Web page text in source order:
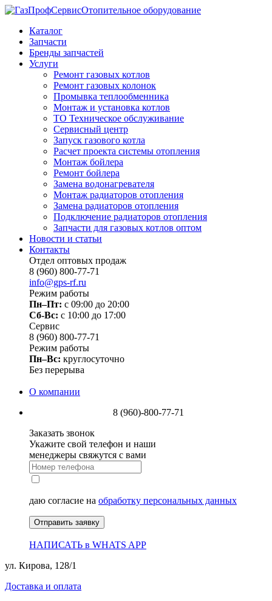
Отопительное оборудование
Каталог
Запчасти
Бренды запчастей
Услуги
Ремонт газовых котлов
Ремонт газовых колонок
Промывка теплообменника
Монтаж и установка котлов
ТО Техническое обслуживание
Сервисный центр
Запуск газового котла
Расчет проекта системы отопления
Монтаж бойлера
Ремонт бойлера
Замена водонагревателя
Монтаж радиаторов отопления
Замена радиаторов отопления
Подключение радиаторов отопления
Запчасти для газовых котлов оптом
Новости и статьи
Контакты
Отдел оптовых продаж
8 (960) 800-77-71
info@gps-rf.ru
Режим работы
Пн–Пт: с 09:00 до 20:00
Сб-Вс: c 10:00 до 17:00
Сервис
8 (960) 800-77-71
Режим работы
Пн–Вс: круглосуточно
Без перерыва
О компании
8 (960)-800-77-71
Заказать звонок
Укажите свой телефон и наши
менеджеры свяжутся с вами
даю согласие на обработку персональных данных
Отправить заявку
НАПИСАТЬ в WHATS APP
ул. Кирова, 128/1
Доставка и оплата